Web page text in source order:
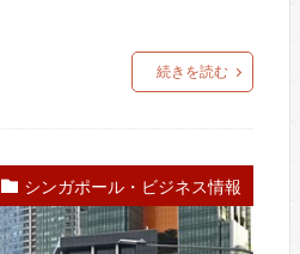
続きを読む
シンガポール・ビジネス情報